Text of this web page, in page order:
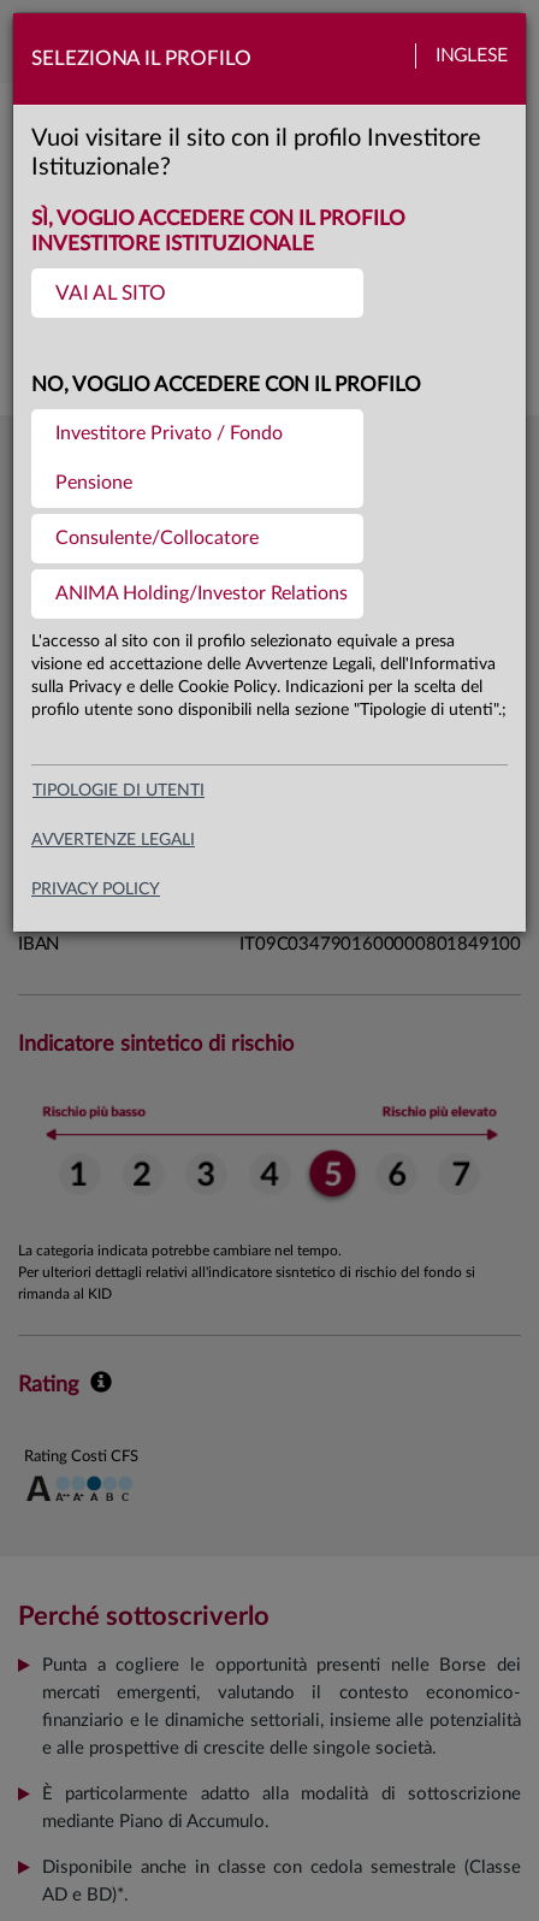
SELEZIONA IL PROFILO INGLESE
Vuoi visitare il sito con il profilo Investitore
Istituzionale?
SÌ, VOGLIO ACCEDERE CON IL PROFILO
INVESTITORE ISTITUZIONALE
VAI AL SITO
NO, VOGLIO ACCEDERE CON IL PROFILO
Investitore Privato / Fondo
Pensione
Consulente/Collocatore
ANIMA Holding/Investor Relations
L'accesso al sito con il profilo selezionato equivale a presa
visione ed accettazione delle Avvertenze Legali, dell'Informativa
sulla Privacy e delle Cookie Policy. Indicazioni per la scelta del
profilo utente sono disponibili nella sezione "Tipologie di utenti".;
TIPOLOGIE DI UTENTI
AVVERTENZE LEGALI
PRIVACY POLICY
Toggle
Anima Emergenti
Classe: AD
Questa è una comunicazione di marketing. Si prega di consultare il prospetto e
Ultima quota
04.08.26
Patrimonio fondo31.07.26
Patrimonio classe AD 31.07.26
Carta di identità
Linea
Mercati
Macrocategoria
Domicilio
Data di avvio
IBAN
IT09C0347901600000801849100
Indicatore sintetico di rischio
La categoria indicata potrebbe cambiare nel tempo.
Per ulteriori dettagli relativi all'indicatore sisntetico di rischio del fondo si
rimanda al KID
Rating
Rating Costi CFS
Perché sottoscriverlo
Punta a cogliere le opportunità presenti nelle Borse dei
mercati emergenti, valutando il contesto economico-
finanziario e le dinamiche settoriali, insieme alle potenzialità
e alle prospettive di crescite delle singole società.
È particolarmente adatto alla modalità di sottoscrizione
mediante Piano di Accumulo.
Disponibile anche in classe con cedola semestrale (Classe
AD e BD)*.